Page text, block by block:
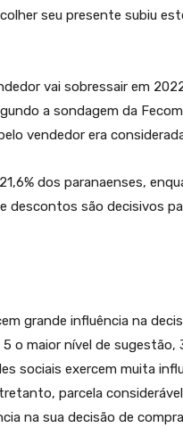
seu presente subiu
vai sobressair em
a sondagem da
vendedor era
dos paranaenses,
descontos são decisivos
grande influência na
5 o maior nível de
sociais exercem muita
parcela
na sua decisão de